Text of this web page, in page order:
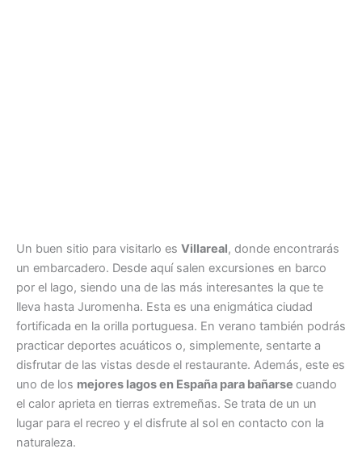
Un buen sitio para visitarlo es Villareal, donde encontrarás
un embarcadero. Desde aquí salen excursiones en barco
por el lago, siendo una de las más interesantes la que te
lleva hasta Juromenha. Esta es una enigmática ciudad
fortificada en la orilla portuguesa. En verano también podrás
practicar deportes acuáticos o, simplemente, sentarte a
disfrutar de las vistas desde el restaurante. Además, este es
uno de los mejores lagos en España para bañarse cuando
el calor aprieta en tierras extremeñas. Se trata de un un
lugar para el recreo y el disfrute al sol en contacto con la
naturaleza.